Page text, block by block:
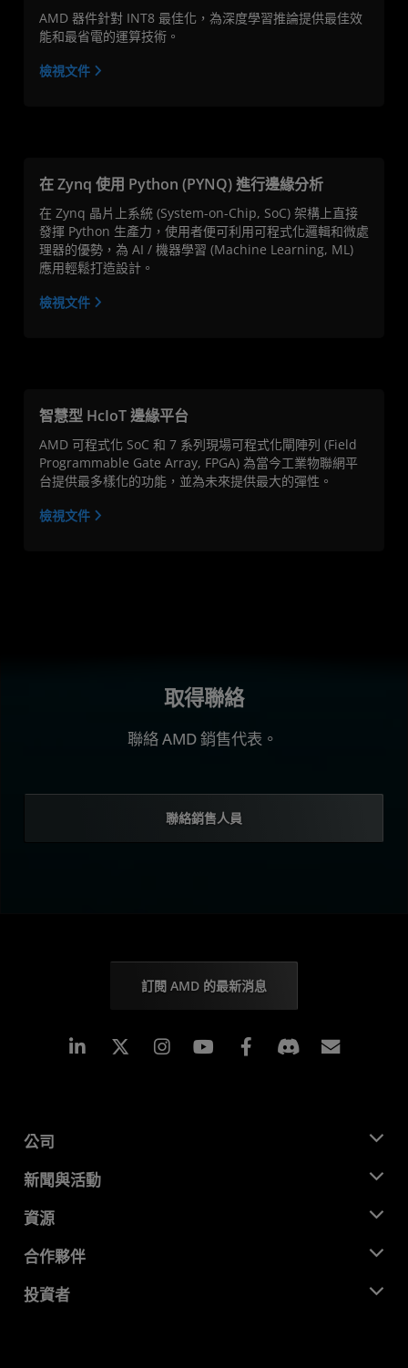
AMD 器件針對 INT8 最佳化，為深度學習推論提供最佳效
能和最省電的運算技術。
檢視文件
在 Zynq 使用 Python (PYNQ) 進行邊緣分析
在 Zynq 晶片上系統 (System-on-Chip, SoC) 架構上直接
發揮 Python 生產力，使用者便可利用可程式化邏輯和微處
理器的優勢，為 AI / 機器學習 (Machine Learning, ML)
應用輕鬆打造設計。
檢視文件
智慧型 HcIoT 邊緣平台
AMD 可程式化 SoC 和 7 系列現場可程式化閘陣列 (Field
Programmable Gate Array, FPGA) 為當今工業物聯網平
台提供最多樣化的功能，並為未來提供最大的彈性。
檢視文件
取得聯絡
聯絡 AMD 銷售代表。
聯絡銷售人員
訂閱 AMD 的最新消息
Linkedin Instagram Facebook
公司
關於 AMD
企業責任
招聘
聯絡我們
新聞與活動
新聞室
媒體庫
資源
開發者中心
案例研究
合作夥伴
AMD 合作夥伴中心
投資者